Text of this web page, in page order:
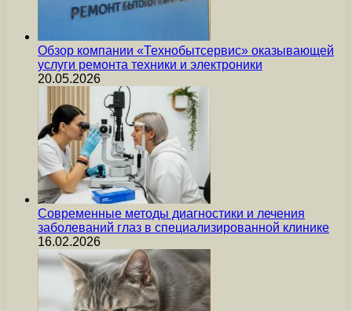
Обзор компании «Технобытсервис» оказывающей
услуги ремонта техники и электроники
20.05.2026
Современные методы диагностики и лечения
заболеваний глаз в специализированной клинике
16.02.2026